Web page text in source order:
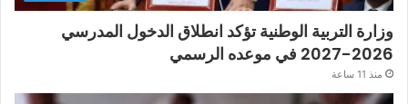
وزارة التربية الوطنية تؤكد انطلاق الدخول المدرسي
2026-2027 في موعده الرسمي
منذ 11 ساعة